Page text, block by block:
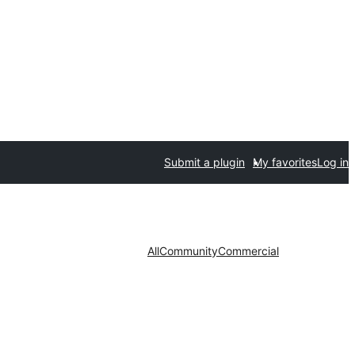
Submit a plugin My favoritesLog in
AllCommunityCommercial